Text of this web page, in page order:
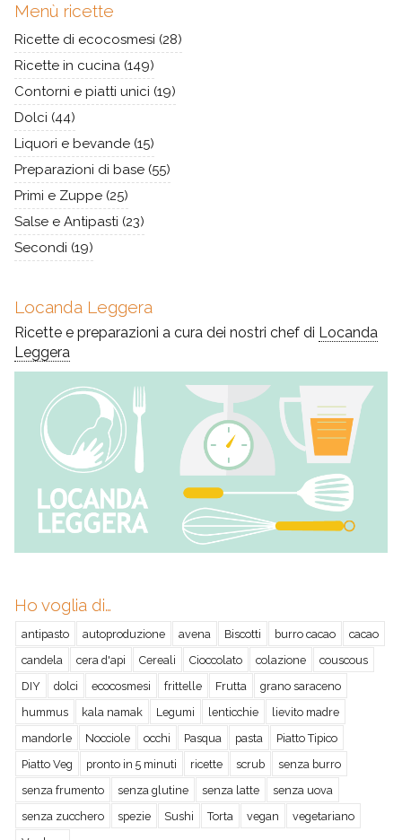
Menù ricette
Ricette di ecocosmesi (28)
Ricette in cucina (149)
Contorni e piatti unici (19)
Dolci (44)
Liquori e bevande (15)
Preparazioni di base (55)
Primi e Zuppe (25)
Salse e Antipasti (23)
Secondi (19)
Locanda Leggera
Ricette e preparazioni a cura dei nostri chef di Locanda
Leggera
Ho voglia di…
antipasto autoproduzione avena Biscotti burro cacao
cacao
candela
cera d'api Cereali Cioccolato colazione
couscous
DIY
dolci ecocosmesi frittelle Frutta
grano saraceno
hummus
kala namak Legumi lenticchie
lievito madre
mandorle
Nocciole occhi Pasqua pasta
Piatto Tipico
Piatto Veg
pronto in 5 minuti ricette scrub
senza burro
senza frumento
senza glutine senza latte
senza uova
senza zucchero
spezie Sushi Torta vegan
vegetariano